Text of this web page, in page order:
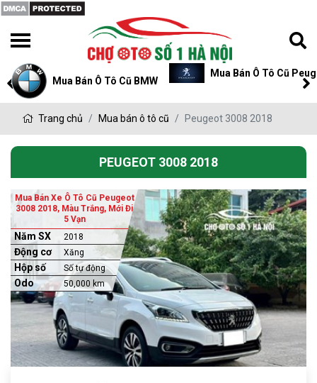
Mua Bán Ô Tô Cũ BMW
Mua Bán Ô Tô Cũ
Trang chủ Mua bán ô tô cũ Peugeot 3008 2018
PEUGEOT 3008 2018
Mua Bán Xe Ô Tô Cũ Peugeot
3008 2018, Màu Trắng, Mới Đi
5 Vạn
Năm SX 2018
Động cơ Xăng
Hộp số Số tự động
Odo 50,000 km